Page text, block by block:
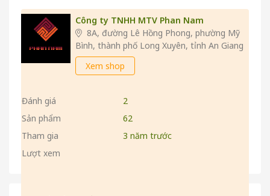
Công ty TNHH MTV Phan Nam
8A, đường Lê Hồng Phong, phường Mỹ
Bình, thành phố Long Xuyên, tỉnh An Giang
Xem shop
Đánh giá
2
Sản phẩm
62
Tham gia
3 năm trước
Lượt xem